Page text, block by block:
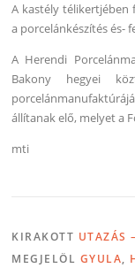
A kastély télikertjében
a porcelánkészítés és-
A Herendi
Bakony hegyei
állítanak elő, melyet a
mti
KIRAKOTT UTAZÁS
MEGJELÖL GYULA,